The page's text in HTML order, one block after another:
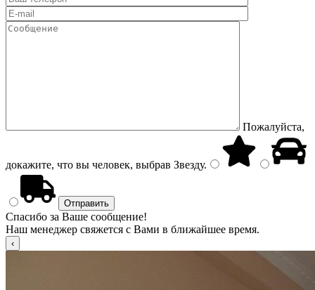
Пожалуйста,
докажите, что вы человек, выбрав Звезду.
Спасибо за Ваше сообщение!
Наш менеджер свяжется с Вами в ближайшее время.